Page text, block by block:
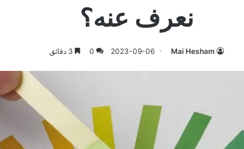
نعرف عنه؟
Mai Hesham
2023-09-06
0